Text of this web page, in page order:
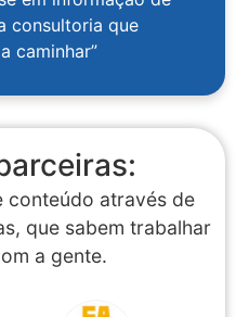
consultoria que
caminhar”
conteúdo através de
que sabem trabalhar
a gente.